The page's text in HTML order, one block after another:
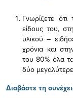
Γνωρίζετε ότι
είδους του,
υλικού –
χρόνια και
του 80% όλα
δύο
Διαβάστε τη